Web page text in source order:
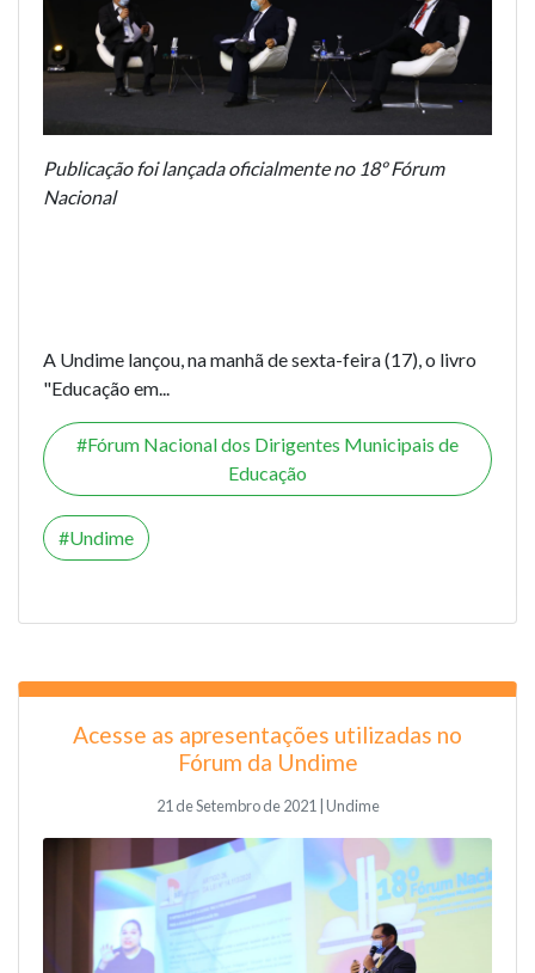
Publicação foi lançada oficialmente no 18º Fórum
Nacional
A Undime lançou, na manhã de sexta-feira (17), o livro
"Educação em...
Fórum Nacional dos Dirigentes Municipais de
Educação
Undime
Acesse as apresentações utilizadas no
Fórum da Undime
21 de Setembro de 2021 | Undime